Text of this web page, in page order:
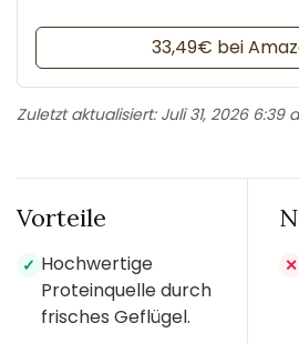
33,49€ bei
Zuletzt aktualisiert: Juli 31, 2026 6:39
Vorteile
✓ Hochwertige
Proteinquelle durch
frisches Geflügel.
✕